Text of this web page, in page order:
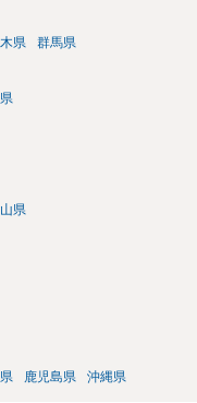
県 群馬県
県
鹿児島県 沖縄県